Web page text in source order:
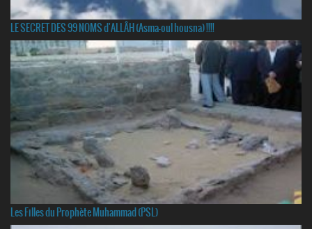
LE SECRET DES 99 NOMS d'ALLÂH (Asma-oul housna) !!!!
Les Filles du Prophète Muhammad (PSL)